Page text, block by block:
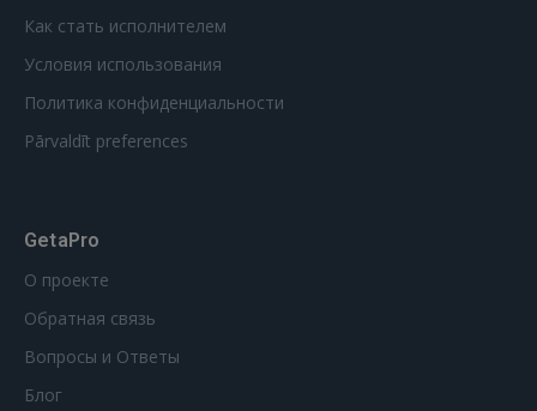
Как стать исполнителем
Условия использования
Политика конфиденциальности
Pārvaldīt preferences
GetaPro
О проекте
Обратная связь
Вопросы и Ответы
Блог